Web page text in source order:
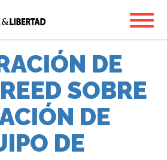
DE
SOBRE
DE
DE